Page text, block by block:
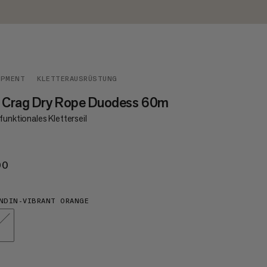
KLETTERAUSRÜSTUNG
Dry Rope Duodess 60m
Kletterseil
VIBRANT ORANGE